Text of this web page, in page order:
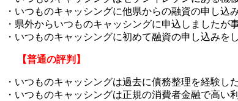
・いつものキャッシングに他県からの融資の申し
・県外からいつものキャッシングに申込しました
・いつものキャッシングに初めて融資の申し込み
【普通の評判】
・いつものキャッシングは過去に債務整理を経験
・いつものキャッシングは正規の消費者金融で高